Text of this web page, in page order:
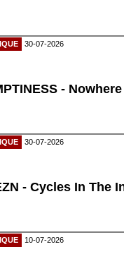
30-07-2026
-
30-07-2026
- Cycles In The
10-07-2026